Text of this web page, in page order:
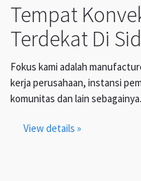
Tempat
Terdekat Di
Fokus kami adalah
kerja perusahaan, instansi
komunitas dan lain sebagainya.
View details »